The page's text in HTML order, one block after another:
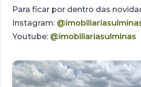
Para ficar por dentro das
Instagram:
Youtube: @imobiliariasulminas